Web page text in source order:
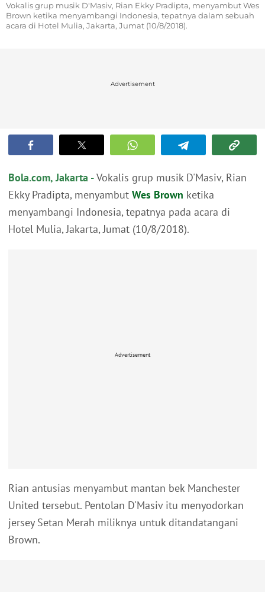
Vokalis grup musik D'Masiv, Rian Ekky Pradipta, menyambut Wes
Brown ketika menyambangi Indonesia, tepatnya dalam sebuah
acara di Hotel Mulia, Jakarta, Jumat (10/8/2018).
Advertisement
Bola.com, Jakarta -Vokalis grup musik D'Masiv, Rian
Ekky Pradipta, menyambut Wes Brown ketika
menyambangi Indonesia, tepatnya pada acara di
Hotel Mulia, Jakarta, Jumat (10/8/2018).
Advertisement
Rian antusias menyambut mantan bek Manchester
United tersebut. Pentolan D'Masiv itu menyodorkan
jersey Setan Merah miliknya untuk ditandatangani
Brown.